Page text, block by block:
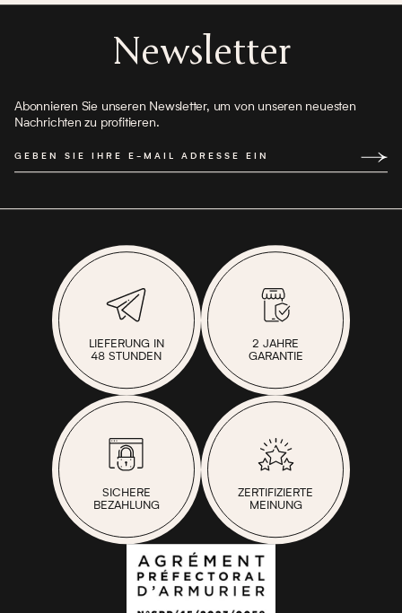
Newsletter
Abonnieren Sie unseren Newsletter, um von unseren neuesten
Nachrichten zu profitieren.
GEBEN SIE IHRE E-MAIL ADRESSE EIN
LIEFERUNG IN
48 STUNDEN
2 JAHRE
GARANTIE
SICHERE
BEZAHLUNG
ZERTIFIZIERTE
MEINUNG